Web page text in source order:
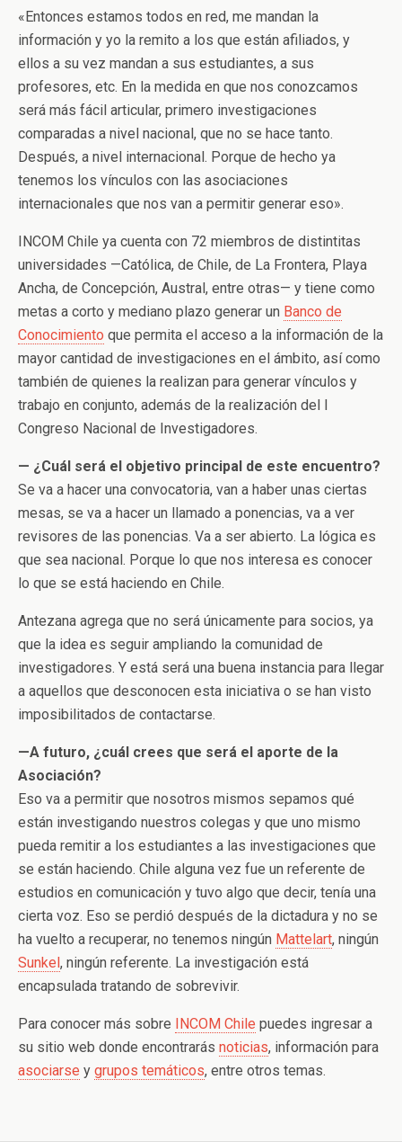
«Entonces estamos todos en red, me mandan la
información y yo la remito a los que están afiliados, y
ellos a su vez mandan a sus estudiantes, a sus
profesores, etc. En la medida en que nos conozcamos
será más fácil articular, primero investigaciones
comparadas a nivel nacional, que no se hace tanto.
Después, a nivel internacional. Porque de hecho ya
tenemos los vínculos con las asociaciones
internacionales que nos van a permitir generar eso».
INCOM Chile ya cuenta con 72 miembros de distintitas
universidades —Católica, de Chile, de La Frontera, Playa
Ancha, de Concepción, Austral, entre otras— y tiene como
metas a corto y mediano plazo generar un Banco de
Conocimiento que permita el acceso a la información de la
mayor cantidad de investigaciones en el ámbito, así como
también de quienes la realizan para generar vínculos y
trabajo en conjunto, además de la realización del I
Congreso Nacional de Investigadores.
— ¿Cuál será el objetivo principal de este encuentro?
Se va a hacer una convocatoria, van a haber unas ciertas
mesas, se va a hacer un llamado a ponencias, va a ver
revisores de las ponencias. Va a ser abierto. La lógica es
que sea nacional. Porque lo que nos interesa es conocer
lo que se está haciendo en Chile.
Antezana agrega que no será únicamente para socios, ya
que la idea es seguir ampliando la comunidad de
investigadores. Y está será una buena instancia para llegar
a aquellos que desconocen esta iniciativa o se han visto
imposibilitados de contactarse.
—A futuro, ¿cuál crees que será el aporte de la
Asociación?
Eso va a permitir que nosotros mismos sepamos qué
están investigando nuestros colegas y que uno mismo
pueda remitir a los estudiantes a las investigaciones que
se están haciendo. Chile alguna vez fue un referente de
estudios en comunicación y tuvo algo que decir, tenía una
cierta voz. Eso se perdió después de la dictadura y no se
ha vuelto a recuperar, no tenemos ningún Mattelart, ningún
Sunkel, ningún referente. La investigación está
encapsulada tratando de sobrevivir.
Para conocer más sobre INCOM Chile puedes ingresar a
su sitio web donde encontrarás noticias, información para
asociarse y grupos temáticos, entre otros temas.